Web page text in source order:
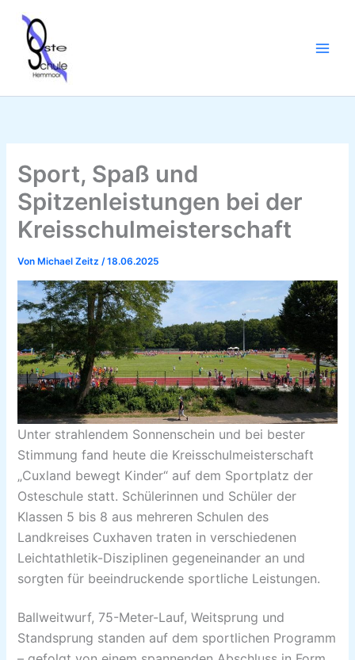
Inhalt
springen
Sport, Spaß und
Spitzenleistungen bei der
Kreisschulmeisterschaft
Von Michael Zeitz/18.06.2025
Unter strahlendem Sonnenschein und bei bester
Stimmung fand heute die Kreisschulmeisterschaft
„Cuxland bewegt Kinder“ auf dem Sportplatz der
Osteschule statt. Schülerinnen und Schüler der
Klassen 5 bis 8 aus mehreren Schulen des
Landkreises Cuxhaven traten in verschiedenen
Leichtathletik-Disziplinen gegeneinander an und
sorgten für beeindruckende sportliche Leistungen.
Ballweitwurf, 75-Meter-Lauf, Weitsprung und
Standsprung standen auf dem sportlichen Programm